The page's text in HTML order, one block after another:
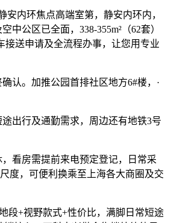
内环焦点高端室第，静安内环内，
公区已全面，338-355m²（62套）
接送申请及全流程办事，让您用专业
认。加推公园首排社区地方6#楼，·
出行及通勤需求，周边还有地铁3号
看房需提前来电预定登记，日常采
度，可便利换乘至上海各大商圈及交
段+视野款式+性价比，满脚日常短途